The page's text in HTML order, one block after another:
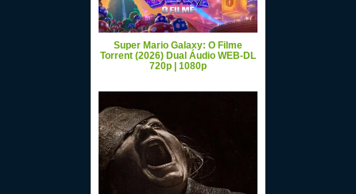
Super Mario Galaxy: O Filme
Torrent (2026) Dual Áudio WEB-DL
720p | 1080p